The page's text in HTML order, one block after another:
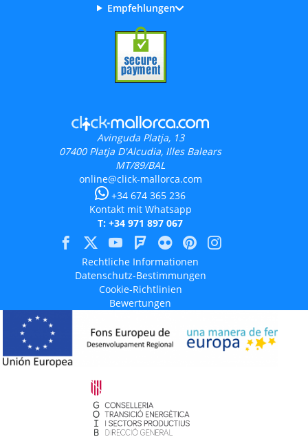
Empfehlungen
Avinguda Platja, 13
07400 Platja D'Alcudia, Illes Balears
MT/89/BAL
online@click-mallorca.com
+34 674 365 236
Kontakt mit Whatsapp
T: +34 971 897 067
Rechtliche Informationen
Datenschutz-Bestimmungen
Cookie-Richtlinien
Bewertungen